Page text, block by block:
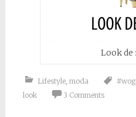
Look de
Lifestyle, moda
look
3 Comments